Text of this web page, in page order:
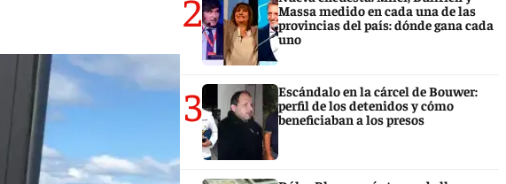
Massa medido en cada una de las
provincias del país: dónde gana cada
uno
3
Escándalo en la cárcel de Bouwer:
perfil de los detenidos y cómo
beneficiaban a los presos